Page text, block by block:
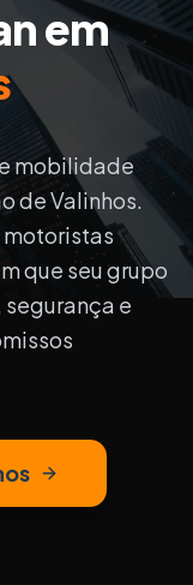
em
mobilidade
deValinhos.
motoristas
que seu grupo
e